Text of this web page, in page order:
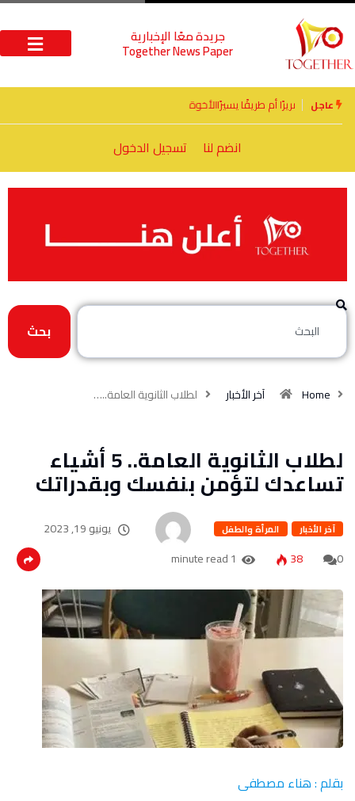
جريدة معًا الإخبارية
Together News Paper
عاجل الأخوة الأعداء وحتمًا لابد من لقاء
انضم لنا تسجيل الدخول
بحث
Home آخر الأخبار لطلاب الثانوية العامة..…
لطلاب الثانوية العامة.. 5 أشياء
تساعدك لتؤمن بنفسك وبقدراتك
آخر الأخبار المرأة والطفل
يونيو 19, 2023
0
38
1 minute read
بقلم : هناء مصطفى